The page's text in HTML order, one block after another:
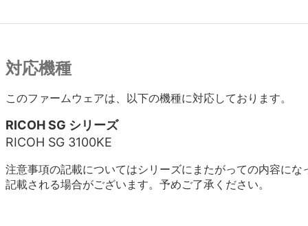
対応機種
このファームウェアは、以下の機種に対応しております。
RICOH SG シリーズ
RICOH SG 3100KE
注意事項の記載についてはシリーズにまたがっての内容に
記載される場合がございます。予めご了承ください。